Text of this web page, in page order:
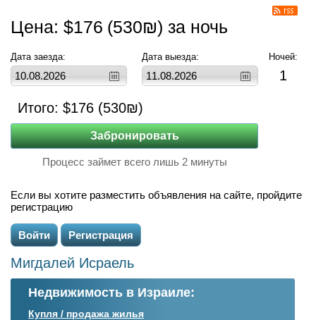
Цена: $176 (530₪) за ночь
Дата заезда: Дата выезда: Ночей:
1
Итого: $176 (530₪)
Процесс займет всего лишь 2 минуты
Если вы хотите разместить объявления на сайте, пройдите
регистрацию
Войти Регистрация
Мигдалей Исраель
Недвижимость в Израиле:
Купля / продажа жилья